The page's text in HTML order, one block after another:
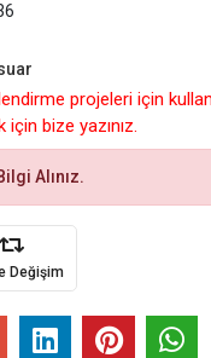
projeleri için
bize yazınız.
Alınız.
Değişim